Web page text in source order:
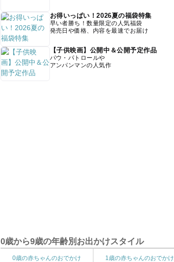
お得いっぱい！2026夏の福袋特集
早い者勝ち！数量限定の人気福袋
発売日や価格、内容を最速でお届け
【子供映画】公開中＆公開予定作品
パウ・パトロールや
アンパンマンの人気作
0歳から9歳の年齢別お出かけスタイル
0歳の赤ちゃんのおでかけ 1歳の赤ちゃんのおでかけ